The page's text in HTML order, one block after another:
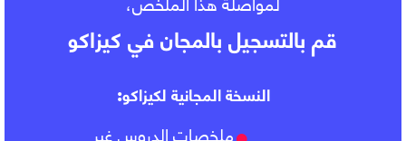
قم بالتسجيل بالمجان في كيزاكو
النسخة المجانية لكيزاكو:
ملخصات الدروس غير